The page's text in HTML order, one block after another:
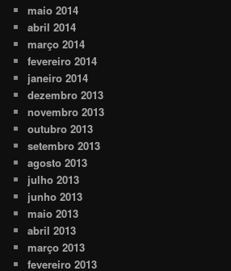
maio 2014
abril 2014
março 2014
fevereiro 2014
janeiro 2014
dezembro 2013
novembro 2013
outubro 2013
setembro 2013
agosto 2013
julho 2013
junho 2013
maio 2013
abril 2013
março 2013
fevereiro 2013